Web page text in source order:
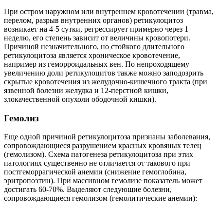
При остром наружном или внутреннем кровотечении (травма,
перелом, разрыв внутренних органов) ретикулоцитоз
возникает на 4-5 сутки, регрессирует примерно через 1
неделю, его степень зависит от величины кровопотери.
Причиной незначительного, но стойкого длительного
ретикулоцитоза является хроническое кровотечение,
например из геморроидальных вен. По непроходящему
увеличению доли ретикулоцитов также можно заподозрить
скрытые кровотечения из желудочно-кишечного тракта (при
язвенной болезни желудка и 12-перстной кишки,
злокачественной опухоли ободочной кишки).
Гемолиз
Еще одной причиной ретикулоцитоза признаны заболевания,
сопровождающиеся разрушением красных кровяных телец
(гемолизом). Схема патогенеза ретикулоцитоза при этих
патологиях существенно не отличается от такового при
постгеморрагической анемии (снижение гемоглобина,
эритропоэтин). При массивном гемолизе показатель может
достигать 60-70%. Выделяют следующие болезни,
сопровождающиеся гемолизом (гемолитические анемии):